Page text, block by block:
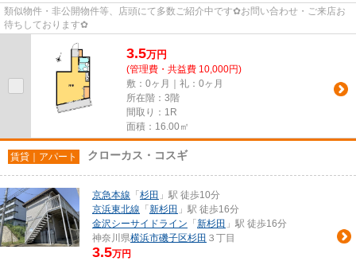
類似物件・非公開物件等、店頭にて多数ご紹介中です✿お問い合わせ・ご来店お
待ちしております✿
3.5万円
(管理費・共益費 10,000円)
敷：0ヶ月｜礼：0ヶ月
所在階：3階
間取り：1R
面積：16.00㎡
賃貸｜アパート クローカス・コスギ
京急本線 「 杉田 」駅 徒歩10分
京浜東北線 「 新杉田 」駅 徒歩16分
金沢シーサイドライン 「 新杉田 」駅 徒歩16分
神奈川県横浜市磯子区杉田 ３丁目
3.5万円